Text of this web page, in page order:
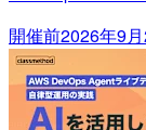
開催前2026年9